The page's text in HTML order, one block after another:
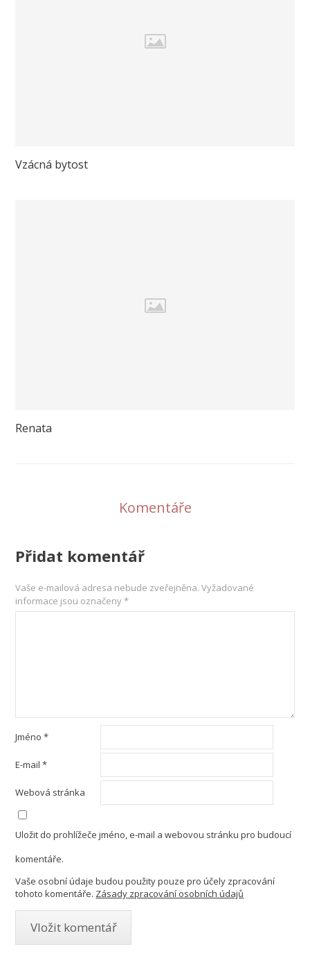
Vzácná bytost
Renata
Komentáře
Přidat komentář
Vaše e-mailová adresa nebude zveřejněna. Vyžadované
informace jsou označeny*
Jméno*
E-mail*
Webová stránka
Uložit do prohlížeče jméno, e-mail a webovou stránku pro budoucí
komentáře.
Vaše osobní údaje budou použity pouze pro účely zpracování
tohoto komentáře. Zásady zpracování osobních údajů